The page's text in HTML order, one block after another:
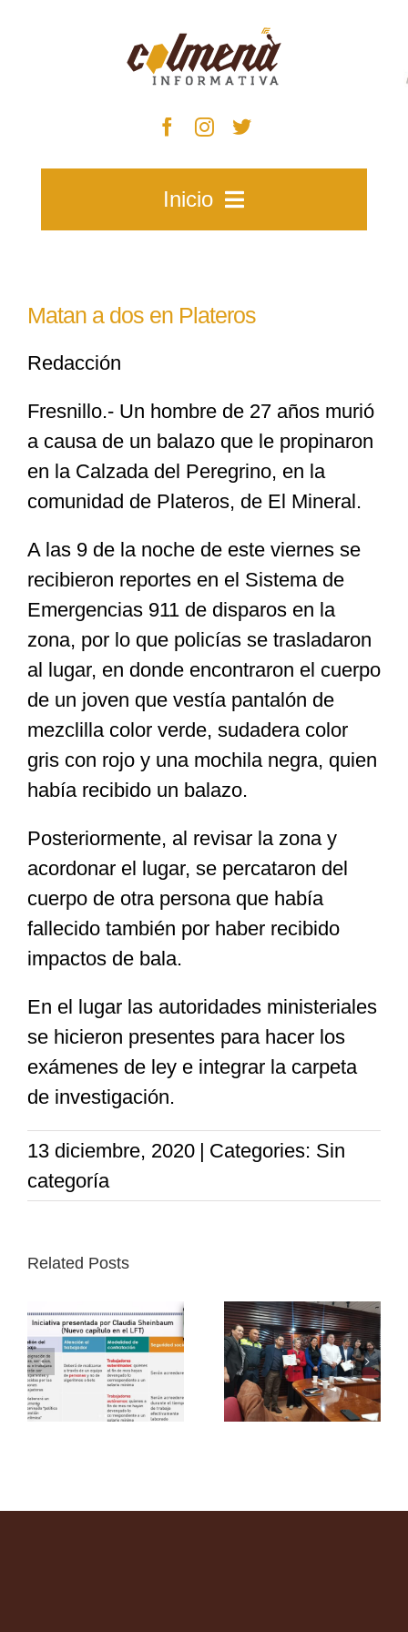
Inicio
Municipios
Especiales
Opinión
Cultura
Nosotros
Matan a dos en Plateros
Redacción
Fresnillo.- Un hombre de 27 años murió
a causa de un balazo que le propinaron
en la Calzada del Peregrino, en la
comunidad de Plateros, de El Mineral.
A las 9 de la noche de este viernes se
recibieron reportes en el Sistema de
Emergencias 911 de disparos en la
zona, por lo que policías se trasladaron
al lugar, en donde encontraron el cuerpo
de un joven que vestía pantalón de
mezclilla color verde, sudadera color
gris con rojo y una mochila negra, quien
había recibido un balazo.
Posteriormente, al revisar la zona y
acordonar el lugar, se percataron del
cuerpo de otra persona que había
fallecido también por haber recibido
impactos de bala.
En el lugar las autoridades ministeriales
se hicieron presentes para hacer los
exámenes de ley e integrar la carpeta
de investigación.
13 diciembre, 2020 | Categories: Sin
categoría
Related Posts